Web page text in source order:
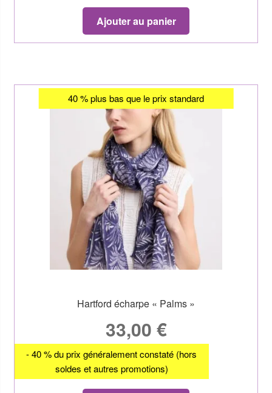
Ajouter au panier
40 % plus bas que le prix standard
Hartford écharpe « Palms »
33,00 €
- 40 % du prix généralement constaté (hors
soldes et autres promotions)